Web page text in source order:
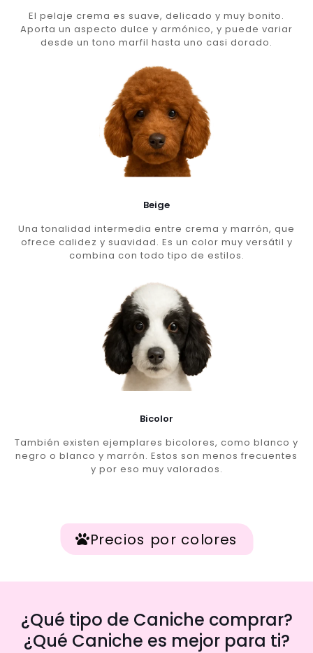
El pelaje crema es suave, delicado y muy bonito.
Aporta un aspecto dulce y armónico, y puede variar
desde un tono marfil hasta uno casi dorado.
Beige
Una tonalidad intermedia entre crema y marrón, que
ofrece calidez y suavidad. Es un color muy versátil y
combina con todo tipo de estilos.
Bicolor
También existen ejemplares bicolores, como blanco y
negro o blanco y marrón. Estos son menos frecuentes
y por eso muy valorados.
Precios por colores
¿Qué tipo de Caniche comprar?
¿Qué Caniche es mejor para ti?